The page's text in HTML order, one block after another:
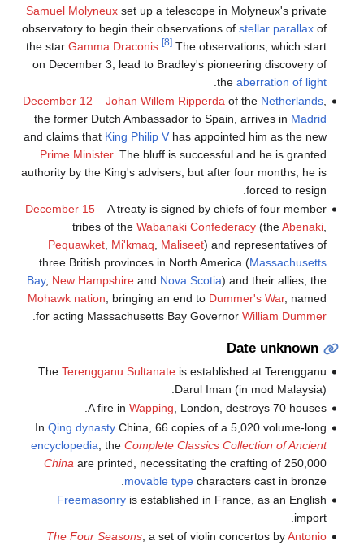
Samuel Molyneuxset up a telescope in Molyneux's private
observatory to begin their observations of stellar parallaxof
the star Gamma Draconis. [8]The observations, which start
on December 3, lead to Bradley's pioneering discovery of
the aberration of light
December 12 – Johan Willem Ripperda of the Netherlands,
the former Dutch Ambassador to Spain, arrives in Madrid
and claims that King Philip Vhas appointed him as the new
Prime Minister. The bluff is successful and he is granted
authority by the King's advisers, but after four months, he is
forced to resign.
December 15– A treaty is signed by chiefs of four member
tribes of the Wabanaki Confederacy(theAbenaki,
Pequawket, Mi'kmaq, Maliseet) and representatives of
three British provinces in North America (Massachusetts
Bay, New Hampshireand Nova Scotia) and their allies, the
Mohawk nation, bringing an end to Dummer's War, named
for acting Massachusetts Bay Governor William Dummer
.
Date unknown
The Terengganu Sultanateis established at Terengganu
Darul Iman (in mod Malaysia).
A fire in Wapping, London, destroys 70 houses.
In Qing dynastyChina, 66 copies of a 5,020 volume-long
encyclopedia , the Complete Classics Collection of Ancient
China are printed, necessitating the crafting of 250,000
movable typecharacters cast in bronze.
Freemasonryis established in France, as an English
import.
The Four Seasons, a set of violin concertos byAntonio